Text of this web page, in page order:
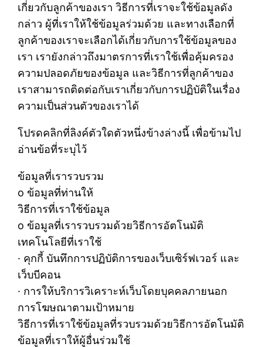
เกี่ยวกับลูกค้าของเรา วิธีการที่เราจะใช้ข้อมูลดัง
กล่าว ผู้ที่เราให้ใช้ข้อมูลร่วมด้วย และทางเลือกที่
ลูกค้าของเราจะเลือกได้เกี่ยวกับการใช้ข้อมูลของ
เรา เรายังกล่าวถึงมาตรการที่เราใช้เพื่อคุ้มครอง
ความปลอดภัยของข้อมูล และวิธีการที่ลูกค้าของ
เราสามารถติดต่อกับเราเกี่ยวกับการปฏิบัติในเรื่อง
ความเป็นส่วนตัวของเราได้
โปรดคลิกที่ลิงค์ตัวใดตัวหนึ่งข้างล่างนี้ เพื่อข้ามไป
อ่านข้อที่ระบุไว้
ข้อมูลที่เรารวบรวม
o ข้อมูลที่ท่านให้
วิธีการที่เราใช้ข้อมูล
o ข้อมูลที่เรารวบรวมด้วยวิธีการอัตโนมัติ
เทคโนโลยีที่เราใช้
· คุกกี้ บันทึกการปฏิบัติการของเว็บเซิร์ฟเวอร์ และ
เว็บบีคอน
· การให้บริการวิเคราะห์เว็บโดยบุคคลภายนอก
การโฆษณาตามเป้าหมาย
วิธีการที่เราใช้ข้อมูลที่รวบรวมด้วยวิธีการอัตโนมัติ
ข้อมูลที่เราให้ผู้อื่นร่วมใช้